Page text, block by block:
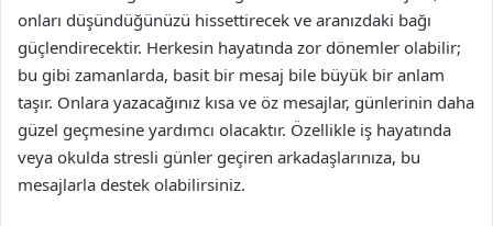
onları düşündüğünüzü hissettirecek ve aranızdaki bağı
güçlendirecektir. Herkesin hayatında zor dönemler olabilir;
bu gibi zamanlarda, basit bir mesaj bile büyük bir anlam
taşır. Onlara yazacağınız kısa ve öz mesajlar, günlerinin daha
güzel geçmesine yardımcı olacaktır. Özellikle iş hayatında
veya okulda stresli günler geçiren arkadaşlarınıza, bu
mesajlarla destek olabilirsiniz.